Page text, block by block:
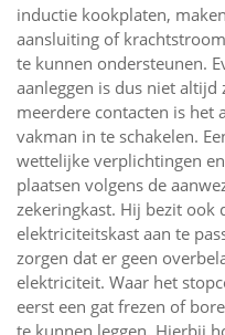
inductie kookplaten,
aansluiting of
te kunnen ondersteunen.
aanleggen is dus niet
meerdere contacten is het
vakman in te schakelen.
wettelijke verplichtingen
plaatsen volgens de
zekeringkast. Hij bezit ook
elektriciteitskast aan te
zorgen dat er geen
elektriciteit. Waar het
eerst een gat frezen of
te kunnen leggen. Hierbij